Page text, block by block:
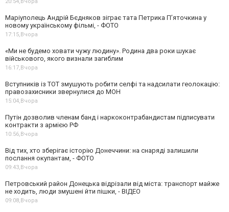
Маріуполець Андрій Бєдняков зіграє тата Петрика П’яточкина у
новому українському фільмі, - ФОТО
17:15,Вчора
«Ми не будемо ховати чужу людину». Родина два роки шукає
військового, якого визнали загиблим
16:17,Вчора
Вступників із ТОТ змушують робити селфі та надсилати геолокацію:
правозахисники звернулися до МОН
15:04,Вчора
Путін дозволив членам банд і наркоконтрабандистам підписувати
контракти з армією РФ
10:56,Вчора
Від тих, хто зберігає історію Донеччини: на снаряді залишили
послання окупантам, - ФОТО
09:43,Вчора
Петровський район Донецька відрізали від міста: транспорт майже
не ходить, люди змушені йти пішки, - ВІДЕО
09:08,Вчора